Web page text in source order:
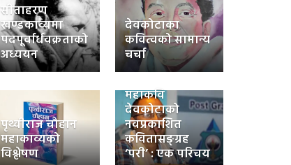
सीताहरण
खण्डकाव्यमा
पदपूर्वार्धवक्रताको
अध्ययन
देवकोटाका
कवित्वको सामान्य
चर्चा
पृथ्वीराज चौहान
महाकाव्यको
विश्लेषण
महाकवि
देवकोटाको
नवप्रकाशित
कवितासङ्ग्रह
‘परी’ : एक परिचय